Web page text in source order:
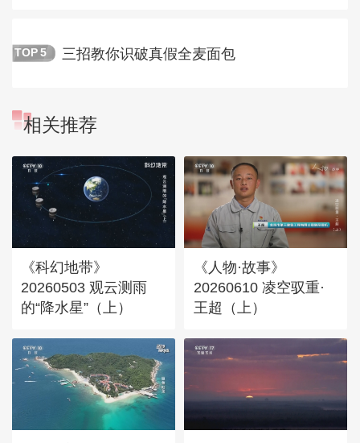
TOP 5 三招教你识破真假全麦面包
相关推荐
《科幻地带》
20260503 观云测雨
的“降水星”（上）
《人物·故事》
20260610 凌空驭重·
王超（上）